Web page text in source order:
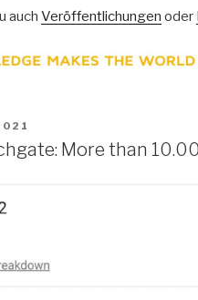
auch Veröffentlichungen oder
More than